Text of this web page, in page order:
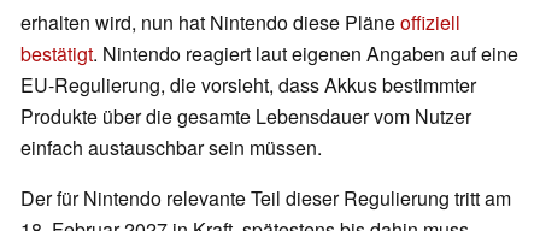
erhalten wird, nun hat Nintendo diese Pläneoffiziell
bestätigt. Nintendo reagiert laut eigenen Angaben auf eine
EU-Regulierung, die vorsieht, dass Akkus bestimmter
Produkte über die gesamte Lebensdauer vom Nutzer
einfach austauschbar sein müssen.
Der für Nintendo relevante Teil dieser Regulierung tritt am